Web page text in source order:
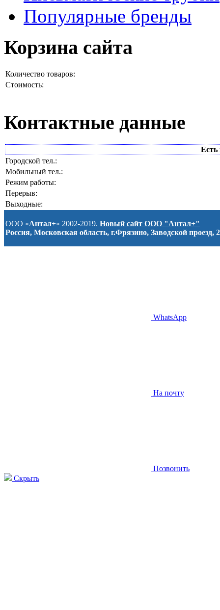
Популярные бренды
Корзина сайта
Количество товаров:
Стоимость:
Контактные данные
Есть
Городской тел.:
Мобильный тел.:
Режим работы:
Перерыв:
Выходные:
ООО «Антал+» 2002-2019. Новый сайт ООО "Антал+"
Россия, Московская область, г.Фрязино, Заводской проезд, 2
WhatsApp
На почту
Позвонить
Скрыть